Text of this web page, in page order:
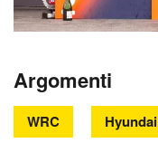
Argomenti
WRC Hyundai